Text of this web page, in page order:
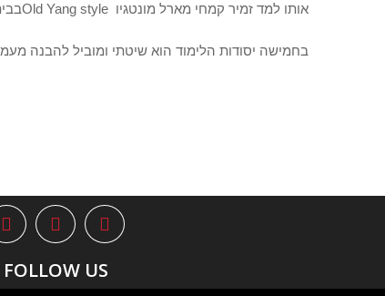
אותו למד זמיר קמחי מארל מונטגיו Old Yang styleבבית הספר “חמישה יסודות” לומדים
בחמישה יסודות הלימוד הוא שיטתי ומוביל להבנה
FOLLOW US